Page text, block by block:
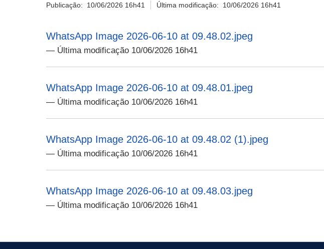
Publicação: 10/06/2026 16h41 Última modificação: 10/06/2026 16h41
WhatsApp Image 2026-06-10 at 09.48.02.jpeg
— Última modificação 10/06/2026 16h41
WhatsApp Image 2026-06-10 at 09.48.01.jpeg
— Última modificação 10/06/2026 16h41
WhatsApp Image 2026-06-10 at 09.48.02 (1).jpeg
— Última modificação 10/06/2026 16h41
WhatsApp Image 2026-06-10 at 09.48.03.jpeg
— Última modificação 10/06/2026 16h41